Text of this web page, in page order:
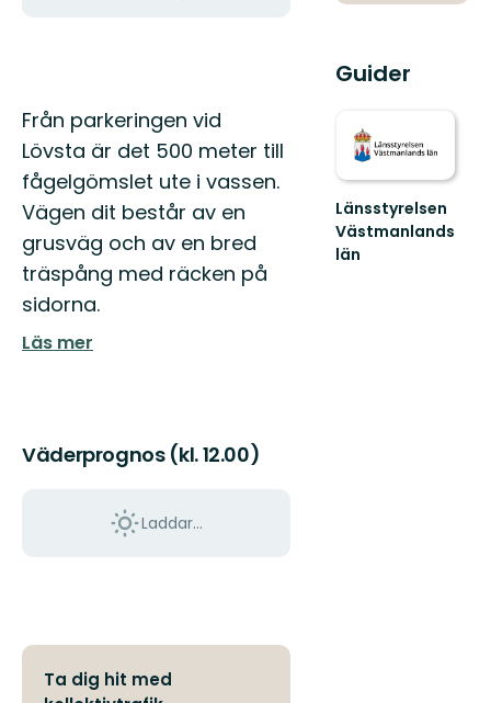
Beskrivning
Från parkeringen vid
Lövsta är det 500 meter till
fågelgömslet ute i vassen.
Vägen dit består av en
grusväg och av en bred
träspång med räcken på
sidorna.
Läs mer
Väderprognos (kl. 12.00)
Laddar...
Ta dig hit med
Guider
Länsstyrelsen
Västmanlands
län